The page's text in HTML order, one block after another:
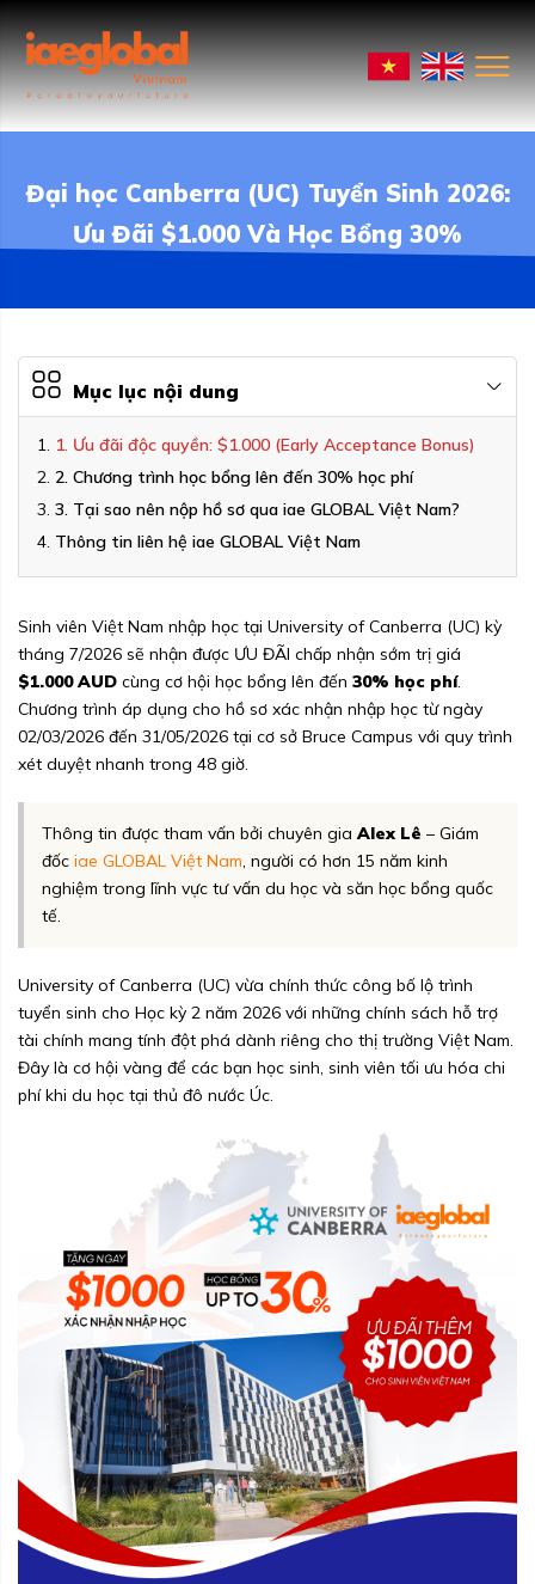
Đại học Canberra (UC) Tuyển Sinh 2026:
Ưu Đãi $1.000 Và Học Bổng 30%
Mục lục nội dung
1. Ưu đãi độc quyền: $1.000 (Early Acceptance Bonus)
2. Chương trình học bổng lên đến 30% học phí
3. Tại sao nên nộp hồ sơ qua iae GLOBAL Việt Nam?
Thông tin liên hệ iae GLOBAL Việt Nam
Sinh viên Việt Nam nhập học tại University of Canberra (UC) kỳ
tháng 7/2026 sẽ nhận được ƯU ĐÃI chấp nhận sớm trị giá
$1.000 AUD cùng cơ hội học bổng lên đến 30% học phí.
Chương trình áp dụng cho hồ sơ xác nhận nhập học từ ngày
02/03/2026 đến 31/05/2026 tại cơ sở Bruce Campus với quy trình
xét duyệt nhanh trong 48 giờ.
Thông tin được tham vấn bởi chuyên giaAlex Lê – Giám
đốc iae GLOBAL Việt Nam, người có hơn 15 năm kinh
nghiệm trong lĩnh vực tư vấn du học và săn học bổng quốc
tế.
University of Canberra (UC) vừa chính thức công bố lộ trình
tuyển sinh cho Học kỳ 2 năm 2026 với những chính sách hỗ trợ
tài chính mang tính đột phá dành riêng cho thị trường Việt Nam.
Đây là cơ hội vàng để các bạn học sinh, sinh viên tối ưu hóa chi
phí khi du học tại thủ đô nước Úc.